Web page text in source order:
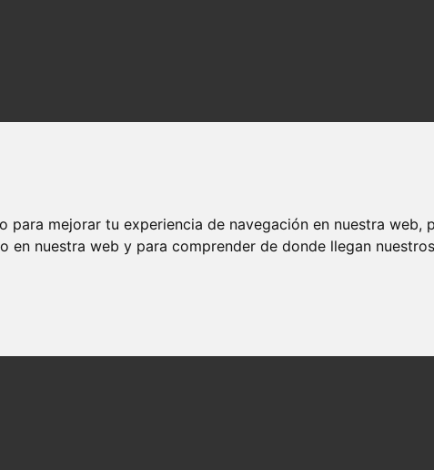
para mejorar tu experiencia de navegación en nuestra
en nuestra web y para comprender de donde llegan